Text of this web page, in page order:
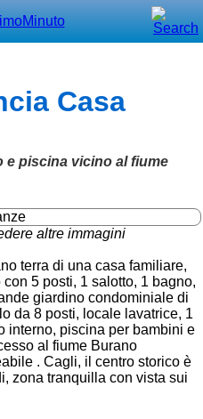
Casa
piscina vicino al fiume
altre immagini
terra di una casa familiare,
5 posti, 1 salotto, 1 bagno,
giardino condominiale di
da 8 posti, locale lavatrice, 1
interno, piscina per bambini e
al fiume Burano
. Cagli, il centro storico è
zona tranquilla con vista sui